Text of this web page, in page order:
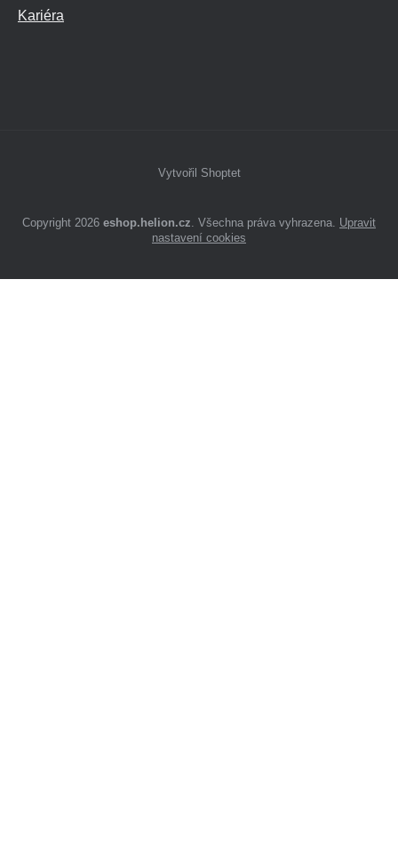
Kariéra
Vytvořil Shoptet
Copyright 2026 eshop.helion.cz. Všechna práva vyhrazena. Upravit
nastavení cookies